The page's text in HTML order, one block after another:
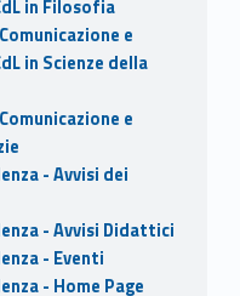
in Filosofia
e
in Scienze della
e
- Avvisi dei
- Avvisi Didattici
- Eventi
- Home Page